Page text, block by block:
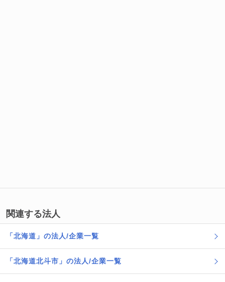
関連する法人
「北海道」の法人/企業一覧
「北海道北斗市」の法人/企業一覧